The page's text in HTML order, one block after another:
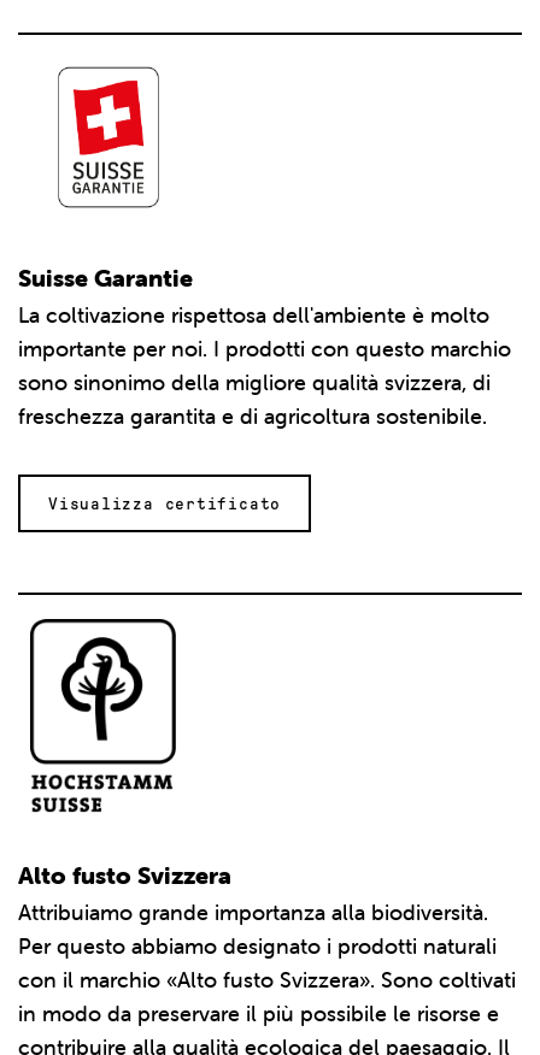
Suisse Garantie
La coltivazione rispettosa dell'ambiente è molto
importante per noi. I prodotti con questo marchio
sono sinonimo della migliore qualità svizzera, di
freschezza garantita e di agricoltura sostenibile.
Visualizza certificato
Alto fusto Svizzera
Attribuiamo grande importanza alla biodiversità.
Per questo abbiamo designato i prodotti naturali
con il marchio «Alto fusto Svizzera». Sono coltivati
in modo da preservare il più possibile le risorse e
contribuire alla qualità ecologica del paesaggio. Il